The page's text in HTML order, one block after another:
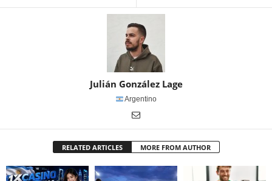
Julián González Lage
Argentino
RELATED ARTICLES MORE FROM AUTHOR